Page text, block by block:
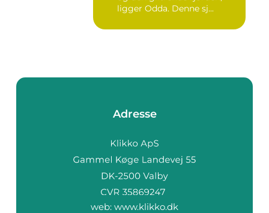
ligger Odda. Denne sj...
Adresse
web: www.klikko.dk